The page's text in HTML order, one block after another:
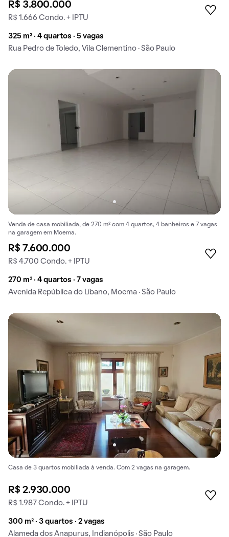
R$ 3.800.000
R$ 1.666 Condo. + IPTU
325 m² · 4 quartos · 5 vagas
Rua Pedro de Toledo, Vila Clementino · São Paulo
Venda de casa mobiliada, de 270 m² com 4 quartos, 4 banheiros e 7 vagas
na garagem em Moema.
R$ 7.600.000
R$ 4.700 Condo. + IPTU
270 m² · 4 quartos · 7 vagas
Avenida República do Líbano, Moema · São Paulo
Casa de 3 quartos mobiliada à venda. Com 2 vagas na garagem.
R$ 2.930.000
R$ 1.987 Condo. + IPTU
300 m² · 3 quartos · 2 vagas
Alameda dos Anapurus, Indianópolis · São Paulo